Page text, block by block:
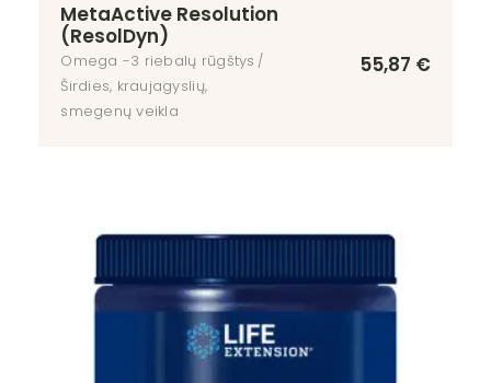
MetaActive Resolution
(ResolDyn)
Omega -3 riebalų rūgštys
Širdies, kraujagyslių,
smegenų veikla
55,87 €